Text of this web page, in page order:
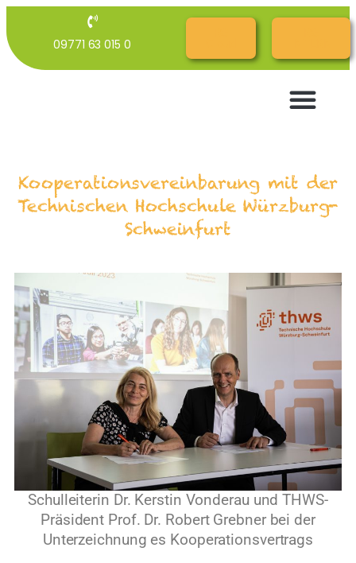
09771 63 015 0
Kooperationsvereinbarung mit der
Technischen Hochschule Würzburg-
Schweinfurt
Schulleiterin Dr. Kerstin Vonderau und THWS-
Präsident Prof. Dr. Robert Grebner bei der
Unterzeichnung es Kooperationsvertrags